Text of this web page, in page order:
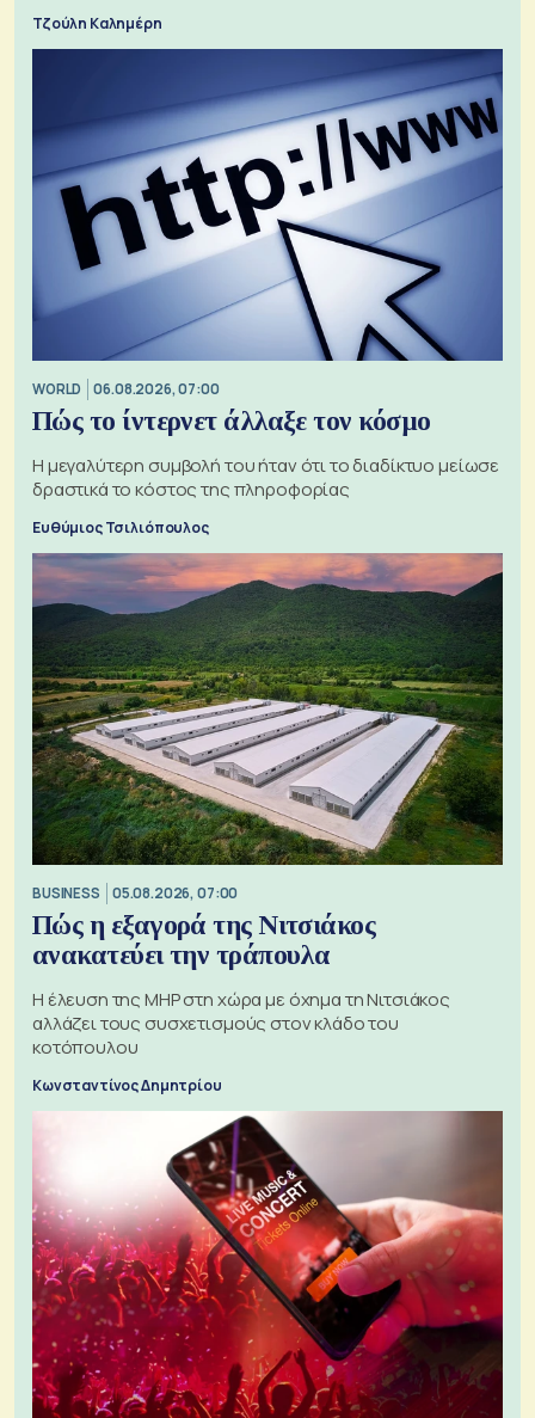
Τζούλη Καλημέρη
WORLD 06.08.2026, 07:00
Πώς το ίντερνετ άλλαξε τον κόσμο
Η μεγαλύτερη συμβολή του ήταν ότι το διαδίκτυο μείωσε
δραστικά το κόστος της πληροφορίας
Ευθύμιος Τσιλιόπουλος
BUSINESS 05.08.2026, 07:00
Πώς η εξαγορά της Νιτσιάκος
ανακατεύει την τράπουλα
H έλευση της MHP στη χώρα με όχημα τη Νιτσιάκος
αλλάζει τους συσχετισμούς στον κλάδο του
κοτόπουλου
Κωνσταντίνος Δημητρίου